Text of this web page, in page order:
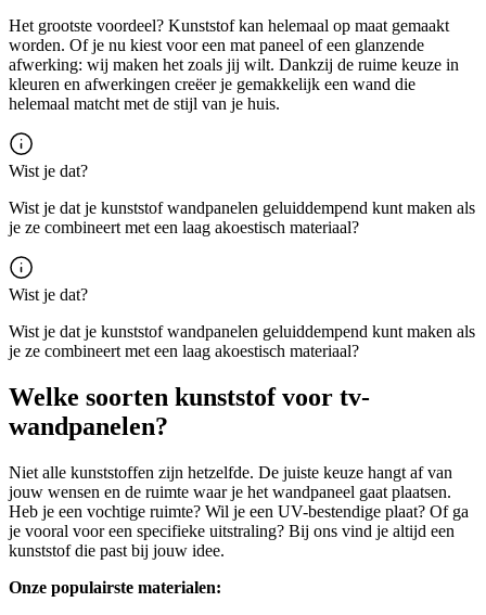
Het grootste voordeel? Kunststof kan helemaal op maat gemaakt
worden. Of je nu kiest voor een mat paneel of een glanzende
afwerking: wij maken het zoals jij wilt. Dankzij de ruime keuze in
kleuren en afwerkingen creëer je gemakkelijk een wand die
helemaal matcht met de stijl van je huis.
Wist je dat?
Wist je dat je kunststof wandpanelen geluiddempend kunt maken als
je ze combineert met een laag akoestisch materiaal?
Wist je dat?
Wist je dat je kunststof wandpanelen geluiddempend kunt maken als
je ze combineert met een laag akoestisch materiaal?
Welke soorten kunststof voor tv-
wandpanelen?
Niet alle kunststoffen zijn hetzelfde. De juiste keuze hangt af van
jouw wensen en de ruimte waar je het wandpaneel gaat plaatsen.
Heb je een vochtige ruimte? Wil je een UV-bestendige plaat? Of ga
je vooral voor een specifieke uitstraling? Bij ons vind je altijd een
kunststof die past bij jouw idee.
Onze populairste materialen: